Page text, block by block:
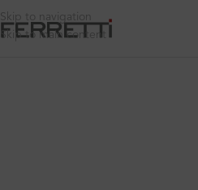
Skip to navigation
Skip to main content